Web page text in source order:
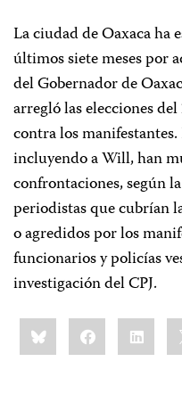
La ciudad de Oaxaca ha
últimos siete meses por
del Gobernador de
arregló las elecciones
contra los
incluyendo a Will, han
confrontaciones, según
periodistas que cubrían
o agredidos por los
funcionarios y policías
investigación del CPJ.
Share
this:BlueskyFacebook